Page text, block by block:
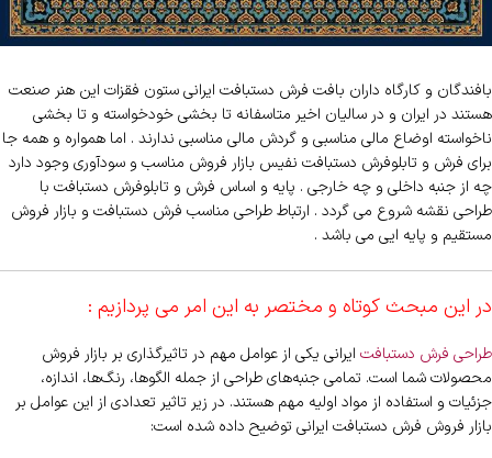
بافندگان و کارگاه داران بافت فرش دستبافت ایرانی ستون فقزات این هنر صنعت
هستند در ایران و در سالیان اخیر متاسفانه تا بخشی خودخواسته و تا بخشی
ناخواسته اوضاع مالی مناسبی و گردش مالی مناسبی ندارند . اما همواره و همه جا
برای فرش و تابلوفرش دستبافت نفیس بازار فروش مناسب و سودآوری وجود دارد
چه از جنبه داخلی و چه خارجی . پایه و اساس فرش و تابلوفرش دستبافت با
طراحی نقشه شروع می گردد . ارتباط طراحی مناسب فرش دستبافت و بازار فروش
مستقیم و پایه ایی می باشد .
در این مبحث کوتاه و مختصر به این امر می پردازیم :
طراحی فرش دستبافت ایرانی یکی از عوامل مهم در تاثیرگذاری بر بازار فروش
محصولات شما است. تمامی جنبه‌های طراحی از جمله الگوها، رنگ‌ها، اندازه،
جزئیات و استفاده از مواد اولیه مهم هستند. در زیر تاثیر تعدادی از این عوامل بر
بازار فروش فرش دستبافت ایرانی توضیح داده شده است: